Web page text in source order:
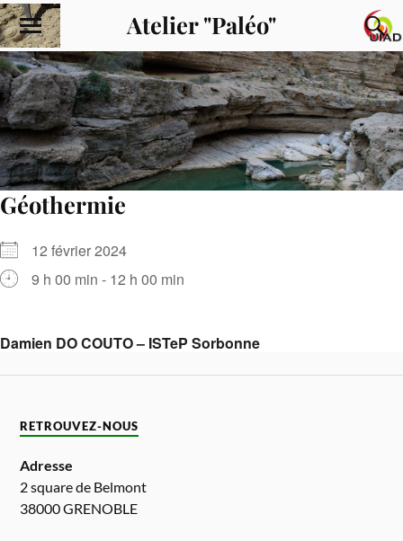
Atelier "Paléo"
Géothermie
12 février 2024
9 h 00 min - 12 h 00 min
Damien DO COUTO – ISTeP Sorbonne
RETROUVEZ-NOUS
Adresse
2 square de Belmont
38000 GRENOBLE